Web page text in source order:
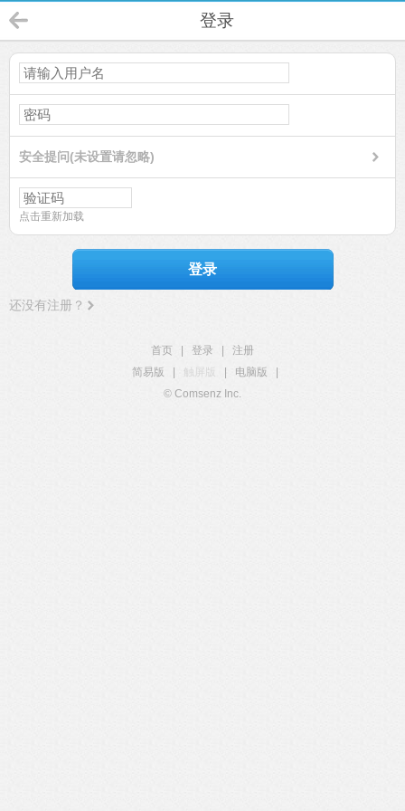
登录
安全提问(未设置请忽略)
点击重新加载
登录
还没有注册？
首页 登录
注册
简易版
触屏版 电脑版
© Comsenz Inc.